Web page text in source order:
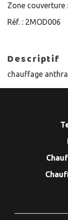
Zone couverture :
Réf. : 2MOD006
Descriptif
chauffage